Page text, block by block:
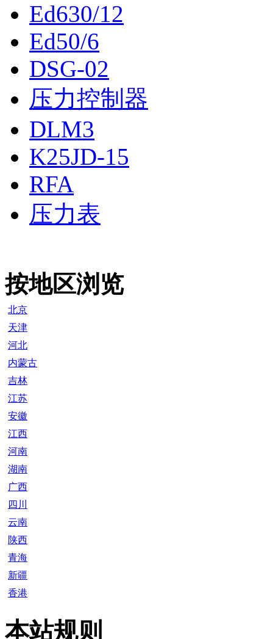
Ed630/12
Ed50/6
DSG-02
压力控制器
DLM3
K25JD-15
RFA
压力表
按地区浏览
北京
天津
河北
内蒙古
吉林
江苏
安徽
江西
河南
湖南
广西
四川
云南
陕西
青海
新疆
香港
本站规则